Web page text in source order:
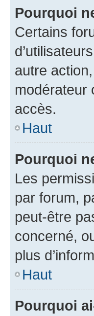
Pourquoi
Certains
autre
modérateur
accès.
Haut
Pourquoi
Les
par forum,
peut-être
concerné,
plus
Haut
Pourquoi